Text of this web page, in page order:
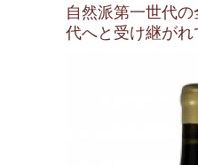
自然派第一世代
代へと受け継が